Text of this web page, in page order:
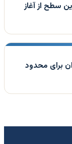
سطح از آغاز
برای محدود